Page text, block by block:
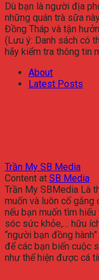
Dù bạn là người địa
những quán trà sữa
Đồng Tháp và tận
(Lưu ý: Danh sách có
hãy kiểm tra thông tin
About
Latest Posts
Trần My SB Media
Content at SB Media
Trần My SBMedia Là
muốn và luôn cố
nếu bạn muốn tìm
sóc sức khỏe,… hữu
“người bạn đồng
để các bạn biến cuộc
như thể hiện được cá